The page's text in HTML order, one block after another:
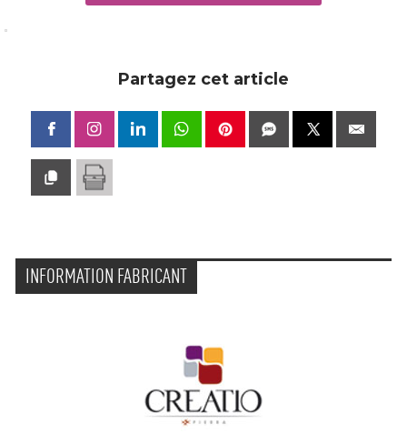
Partagez cet article
INFORMATION FABRICANT